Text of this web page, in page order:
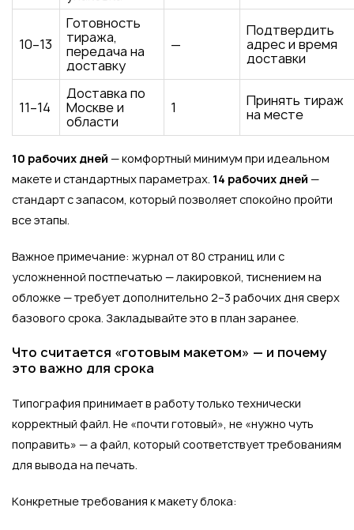
10–13
Готовность
тиража,
передача на
доставку
—
Подтвердить
адрес и время
доставки
11–14
Доставка по
Москве и
области
1
Принять тираж
на месте
10 рабочих дней — комфортный минимум при идеальном
макете и стандартных параметрах. 14 рабочих дней —
стандарт с запасом, который позволяет спокойно пройти
все этапы.
Важное примечание: журнал от 80 страниц или с
усложненной постпечатью — лакировкой, тиснением на
обложке — требует дополнительно 2–3 рабочих дня сверх
базового срока. Закладывайте это в план заранее.
Что считается «готовым макетом» — и почему
это важно для срока
Типография принимает в работу только технически
корректный файл. Не «почти готовый», не «нужно чуть
поправить» — а файл, который соответствует требованиям
для вывода на печать.
Конкретные требования к макету блока: